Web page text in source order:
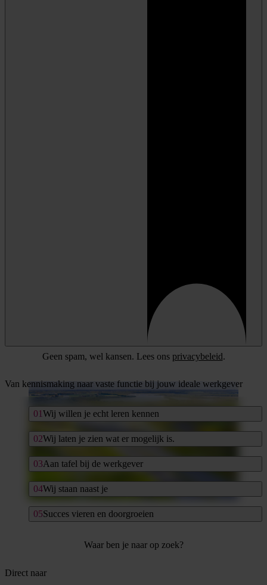
Geen spam, wel kansen. Lees ons privacybeleid.
Van kennismaking naar vaste functie bij jouw ideale werkgever
Wij willen je echt leren kennen
Wij laten je zien wat er mogelijk is.
Aan tafel bij de werkgever
Wij staan naast je
Succes vieren en doorgroeien
Waar ben je naar op zoek?
Direct naar